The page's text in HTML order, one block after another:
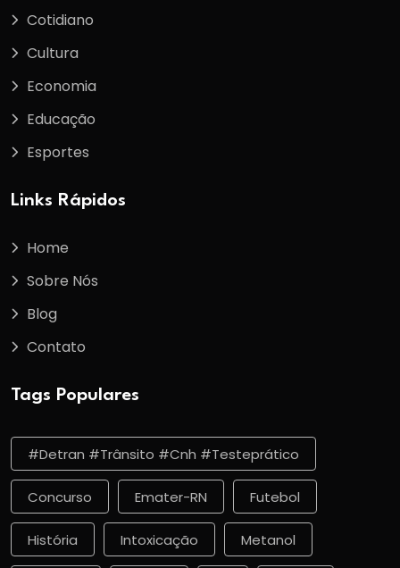
Cotidiano
Cultura
Economia
Educação
Esportes
Links Rápidos
Home
Sobre Nós
Blog
Contato
Tags Populares
#detran #trânsito #cnh #testeprático
Concurso Emater-RN Futebol
História Intoxicação Metanol